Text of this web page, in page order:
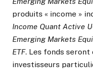
produits « income »
Income Quant Active
Emerging Markets
ETF. Les fonds
investisseurs